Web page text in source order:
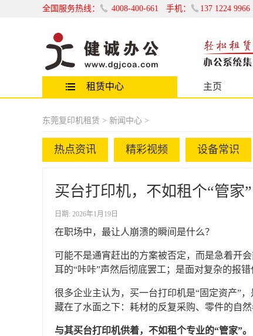
全国服务热线： 4008-400-661 手机： 137 1224 9966
租赁中心
复印机租赁
工程机租赁
黑白机租赁
一体机出租
打印机出租
电脑租赁
会务设备租赁
台式机出租
笔记本电脑出租
弱电系统集成
电话广播
监控防盗
考勤门禁
主页
东莞复印机租赁 > 新闻中心 >
热点资讯 精彩视频 设备常识
买台打印机，不如租个“管家”
日期: 2026年1月19日
在职场中，最让人崩溃的瞬间是什么？
可能不是通宵赶出的方案被否定，而是急着开
耳的“咔咔”声然后彻底罢工；是面对复杂的报
很多企业主认为，买一台打印机是“固定资产”
藏在了水面之下：耗材的反复采购、零件的自
与其买台打印机供着，不如租个专业的“管家”。